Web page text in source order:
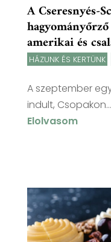
A Cseresnyés-
amerikai és
HÁZUNK ÉS KERTÜNK
A szeptember
indult, Csopakon...
Elolvasom